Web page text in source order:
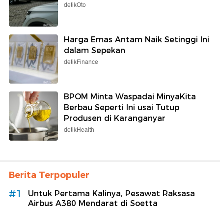
detikOto
Harga Emas Antam Naik Setinggi Ini
dalam Sepekan
detikFinance
BPOM Minta Waspadai MinyaKita
Berbau Seperti Ini usai Tutup
Produsen di Karanganyar
detikHealth
Berita Terpopuler
#1
Untuk Pertama Kalinya, Pesawat Raksasa
Airbus A380 Mendarat di Soetta